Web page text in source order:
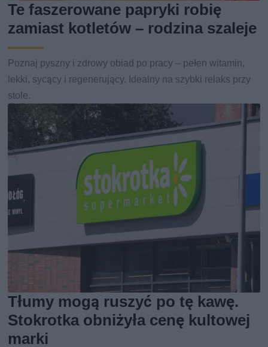
Te faszerowane papryki robię
zamiast kotletów – rodzina szaleje
Poznaj pyszny i zdrowy obiad po pracy – pełen witamin,
lekki, sycący i regenerujący. Idealny na szybki relaks przy
stole.
Tłumy mogą ruszyć po tę kawę.
Stokrotka obniżyła cenę kultowej
marki